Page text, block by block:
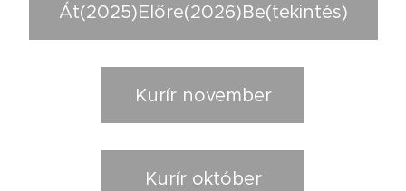
Át(2025)Előre(2026)Be(tekintés)
Kurír november
Kurír október